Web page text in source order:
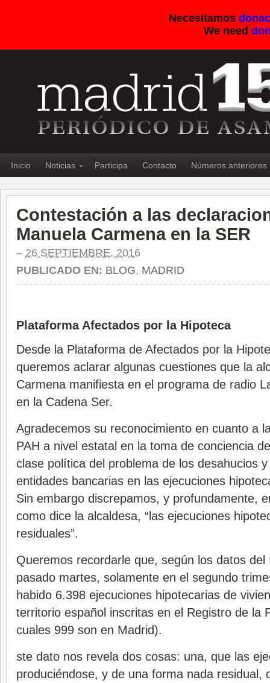
Necesitamos
We need
Inicio Noticias Participa Contacto Números anteriores
Contestación a las
Manuela Carmena en la SER
– 26 SEPTIEMBRE, 2016
PUBLICADO EN: BLOG, MADRID
Plataforma Afectados por la Hipoteca
Desde la Plataforma de Afectados por la
queremos aclarar algunas cuestiones que la
Carmena manifiesta en el programa de radio
en la Cadena Ser.
Agradecemos su reconocimiento en cuanto a
PAH a nivel estatal en la toma de conciencia
clase política del problema de los desahucios
entidades bancarias en las ejecuciones
Sin embargo discrepamos, y profundamente,
como dice la alcaldesa, “las ejecuciones
residuales”.
Queremos recordarle que, según los datos del
pasado martes, solamente en el segundo
habido 6.398 ejecuciones hipotecarias de
territorio español inscritas en el Registro de la
cuales 999 son en Madrid).
ste dato nos revela dos cosas: una, que las
produciéndose, y de una forma nada residual,